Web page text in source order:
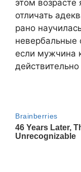
этом
отличать
рано
если мужчина